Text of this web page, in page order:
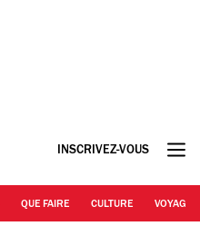
INSCRIVEZ-VOUS
QUE FAIRE CULTURE VOYAGE